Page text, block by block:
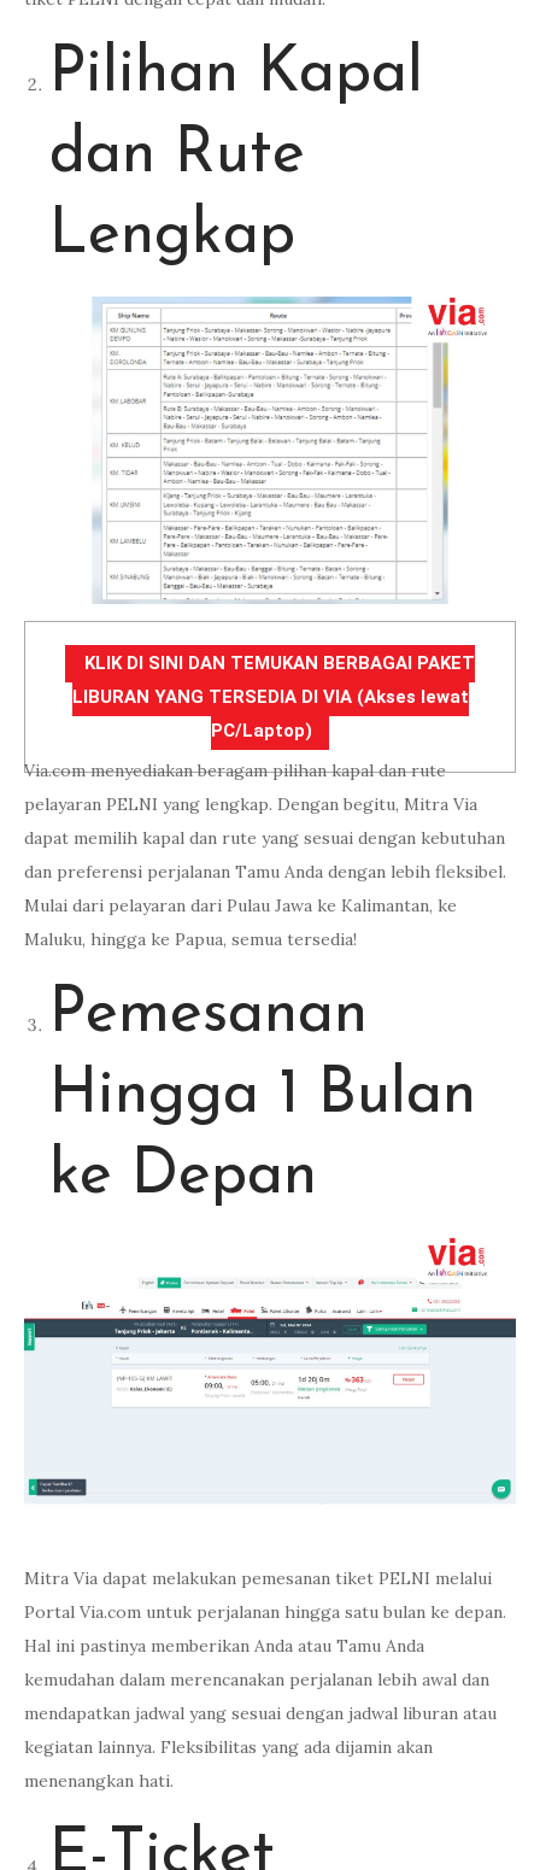
Pilihan Kapal
dan Rute
Lengkap
KLIK DI SINI DAN TEMUKAN BERBAGAI PAKET
LIBURAN YANG TERSEDIA DI VIA (Akses lewat
PC/Laptop)
Via.com menyediakan beragam pilihan kapal dan rute
pelayaran PELNI yang lengkap. Dengan begitu, Mitra Via
dapat memilih kapal dan rute yang sesuai dengan kebutuhan
dan preferensi perjalanan Tamu Anda dengan lebih fleksibel.
Mulai dari pelayaran dari Pulau Jawa ke Kalimantan, ke
Maluku, hingga ke Papua, semua tersedia!
Pemesanan
Hingga 1 Bulan
ke Depan
Mitra Via dapat melakukan pemesanan tiket PELNI melalui
Portal Via.com untuk perjalanan hingga satu bulan ke depan.
Hal ini pastinya memberikan Anda atau Tamu Anda
kemudahan dalam merencanakan perjalanan lebih awal dan
mendapatkan jadwal yang sesuai dengan jadwal liburan atau
kegiatan lainnya. Fleksibilitas yang ada dijamin akan
menenangkan hati.
E-Ticket